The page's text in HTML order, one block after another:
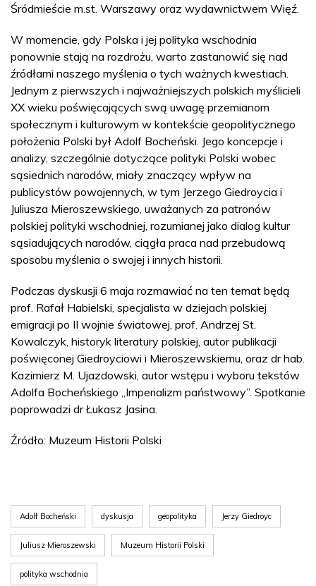
Śródmieście m.st. Warszawy oraz wydawnictwem Więź.
W momencie, gdy Polska i jej polityka wschodnia
ponownie stają na rozdrożu, warto zastanowić się nad
źródłami naszego myślenia o tych ważnych kwestiach.
Jednym z pierwszych i najważniejszych polskich myślicieli
XX wieku poświęcających swą uwagę przemianom
społecznym i kulturowym w kontekście geopolitycznego
położenia Polski był Adolf Bocheński. Jego koncepcje i
analizy, szczególnie dotyczące polityki Polski wobec
sąsiednich narodów, miały znaczący wpływ na
publicystów powojennych, w tym Jerzego Giedroycia i
Juliusza Mieroszewskiego, uważanych za patronów
polskiej polityki wschodniej, rozumianej jako dialog kultur
sąsiadujących narodów, ciągła praca nad przebudową
sposobu myślenia o swojej i innych historii.
Podczas dyskusji 6 maja rozmawiać na ten temat będą
prof. Rafał Habielski, specjalista w dziejach polskiej
emigracji po II wojnie światowej, prof. Andrzej St.
Kowalczyk, historyk literatury polskiej, autor publikacji
poświęconej Giedroyciowi i Mieroszewskiemu, oraz dr hab.
Kazimierz M. Ujazdowski, autor wstępu i wyboru tekstów
Adolfa Bocheńskiego „Imperializm państwowy”. Spotkanie
poprowadzi dr Łukasz Jasina.
Źródło: Muzeum Historii Polski
Adolf Bocheński dyskusja geopolityka Jerzy Giedroyc
Juliusz Mieroszewski Muzeum Historii Polski
polityka wschodnia